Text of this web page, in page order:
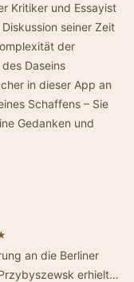
Kritiker und Essayist
seiner Zeit
der
Daseins
in dieser App an
Schaffens – Sie
Gedanken und
an die Berliner
erhielt